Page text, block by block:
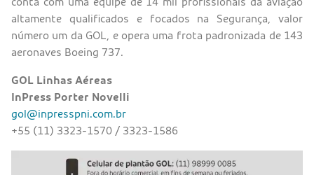
altamente qualificados e focados na Segurança, valor
número um da GOL, e opera uma frota padronizada de 143
aeronaves Boeing 737.
GOL Linhas Aéreas
InPress Porter Novelli
gol@inpresspni.com.br
+55 (11) 3323-1570 / 3323-1586